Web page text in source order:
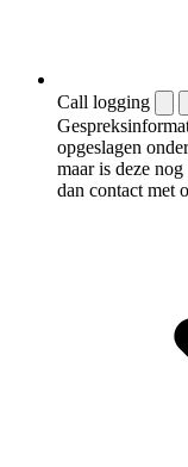
Call logging
opgeslagen
maar is deze
dan contact met